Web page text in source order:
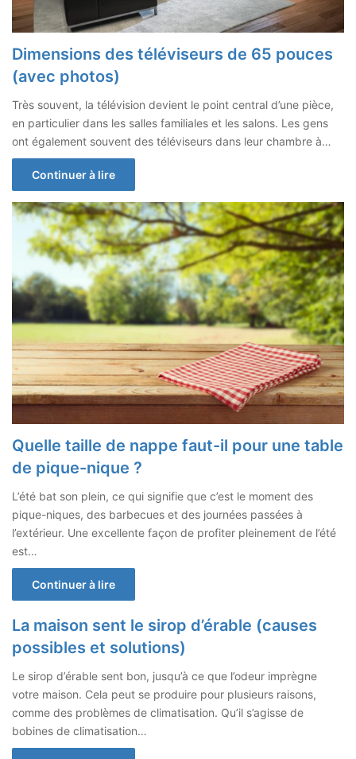
Dimensions des téléviseurs de 65 pouces
(avec photos)
Très souvent, la télévision devient le point central d’une pièce,
en particulier dans les salles familiales et les salons. Les gens
ont également souvent des téléviseurs dans leur chambre à…
Continuer à lire
Quelle taille de nappe faut-il pour une table
de pique-nique ?
L’été bat son plein, ce qui signifie que c’est le moment des
pique-niques, des barbecues et des journées passées à
l’extérieur. Une excellente façon de profiter pleinement de l’été
est…
Continuer à lire
La maison sent le sirop d’érable (causes
possibles et solutions)
Le sirop d’érable sent bon, jusqu’à ce que l’odeur imprègne
votre maison. Cela peut se produire pour plusieurs raisons,
comme des problèmes de climatisation. Qu’il s’agisse de
bobines de climatisation…